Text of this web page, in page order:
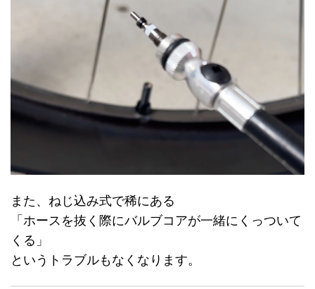
また、ねじ込み式で稀にある
「ホースを抜く際にバルブコアが一緒にくっついて
くる」
というトラブルもなくなります。